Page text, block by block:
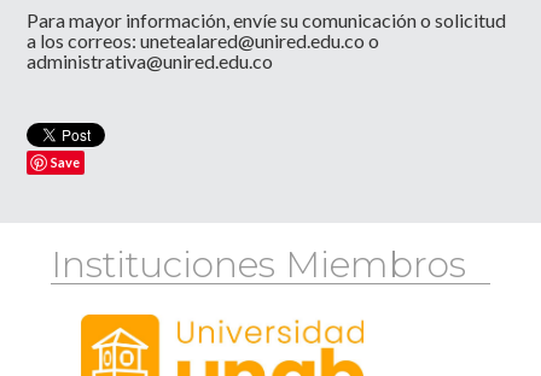
Para mayor información, envíe su comunicación o solicitud
a los correos:unetealared@unired.edu.co o
administrativa@unired.edu.co
Save
Instituciones Miembros